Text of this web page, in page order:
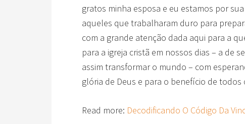
gratos minha esposa e eu estamos por
aqueles que trabalharam duro para
com a grande atenção dada aqui para a
para a igreja cristã em nossos dias – a de
assim transformar o mundo – com
glória de Deus e para o benefício de
Read more: Decodificando O Código Da